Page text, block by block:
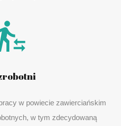
w powiecie zawierciańskim
w tym zdecydowaną